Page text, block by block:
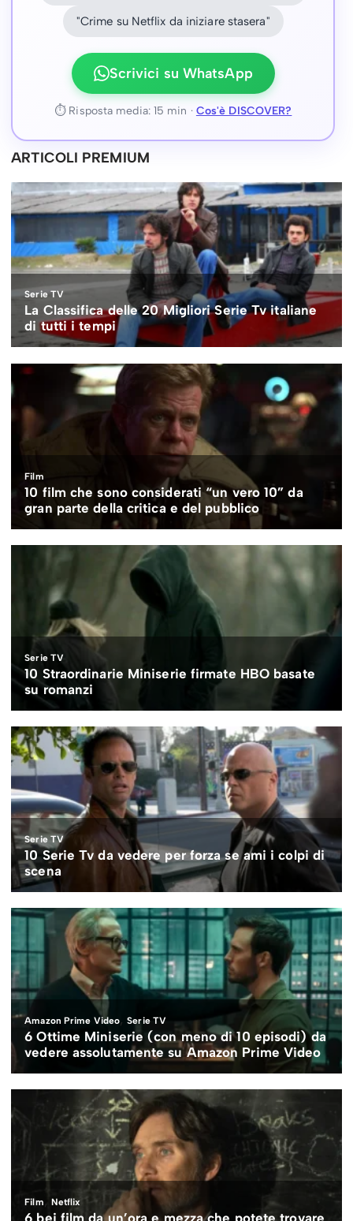
"Crime su Netflix da iniziare stasera"
Scrivici su WhatsApp
⏱ Risposta media: 15 min · Cos'è DISCOVER?
ARTICOLI PREMIUM